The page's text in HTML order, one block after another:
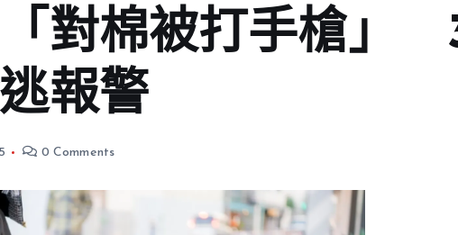
「對棉被打手槍」
報警
0 Comments